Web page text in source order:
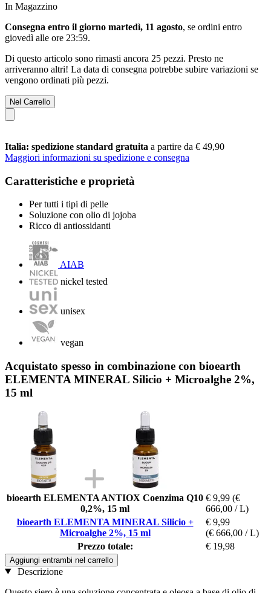
In Magazzino
Consegna entro il giorno martedì, 11 agosto, se ordini entro
giovedì alle ore 23:59.
Di questo articolo sono rimasti ancora 25 pezzi. Presto ne
arriveranno altri! La data di consegna potrebbe subire variazioni se
vengono ordinati più pezzi.
Nel Carrello
Italia: spedizione standard gratuita a partire da € 49,90
Maggiori informazioni su spedizione e consegna
Caratteristiche e proprietà
Per tutti i tipi di pelle
Soluzione con olio di jojoba
Ricco di antiossidanti
AIAB
nickel tested
unisex
vegan
Acquistato spesso in combinazione con bioearth
ELEMENTA MINERAL Silicio + Microalghe 2%,
15 ml
bioearth ELEMENTA ANTIOX Coenzima Q10
0,2%, 15 ml
€ 9,99 (€
666,00 / L)
bioearth ELEMENTA MINERAL Silicio +
Microalghe 2%, 15 ml
€ 9,99
(€ 666,00 / L)
Prezzo totale:
€ 19,98
Aggiungi entrambi nel carrello
Descrizione